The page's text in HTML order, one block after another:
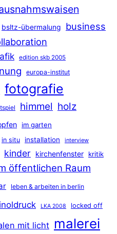
bsltz-übermalung business
edition skb 2005
europa-institut
fotografie
himmel holz
im garten
in situ installation interview
kinder kirchenfenster kritik
öffentlichen Raum
leben & arbeiten in berlin
LKA 2008 locked off
mit licht malerei